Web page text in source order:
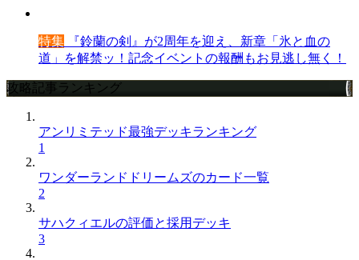
特集 『鈴蘭の剣』が2周年を迎え、新章「氷と血の
道」を解禁ッ！記念イベントの報酬もお見逃し無く！
攻略記事ランキング
アンリミテッド最強デッキランキング
1
ワンダーランドドリームズのカード一覧
2
サハクィエルの評価と採用デッキ
3